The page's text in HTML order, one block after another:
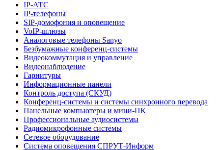
IP-АТС
IP-телефоны
SIP-домофония и оповещение
VoIP-шлюзы
Аналоговые телефоны Sanyo
Безбумажные конференц-системы
Видеокоммутация и управление
Видеонаблюдение
Гарнитуры
Информационные панели
Контроль доступа (СКУД)
Конференц-системы и системы синхронного перевода
Панельные компьютеры и мини-ПК
Профессиональные аудиосистемы
Радиомикрофонные системы
Сетевое оборудование
Система оповещения СПРУТ-Информ